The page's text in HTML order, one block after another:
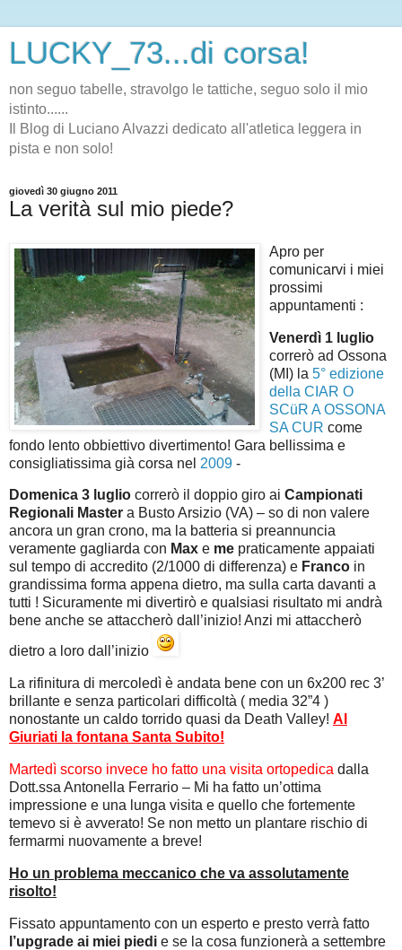
LUCKY_73...di corsa!
non seguo tabelle, stravolgo le tattiche, seguo solo il mio
istinto......
Il Blog di Luciano Alvazzi dedicato all'atletica leggera in
pista e non solo!
giovedì 30 giugno 2011
La verità sul mio piede?
Apro per
comunicarvi i miei
prossimi
appuntamenti :
Venerdì 1 luglio
correrò ad Ossona
(MI) la 5° edizione
della CIAR O
SCüR A OSSONA
SA CUR come
fondo lento obbiettivo divertimento! Gara bellissima e
consigliatissima già corsa nel 2009 -
Domenica 3 luglio correrò il doppio giro ai Campionati
Regionali Master a Busto Arsizio (VA) – so di non valere
ancora un gran crono, ma la batteria si preannuncia
veramente gagliarda con Max e me praticamente appaiati
sul tempo di accredito (2/1000 di differenza) e Franco in
grandissima forma appena dietro, ma sulla carta davanti a
tutti ! Sicuramente mi divertirò e qualsiasi risultato mi andrà
bene anche se attaccherò dall’inizio! Anzi mi attaccherò
dietro a loro dall’inizio
La rifinitura di mercoledì è andata bene con un 6x200 rec 3’
brillante e senza particolari difficoltà ( media 32”4 )
nonostante un caldo torrido quasi da Death Valley! Al
Giuriati la fontana Santa Subito!
Martedì scorso invece ho fatto una visita ortopedica dalla
Dott.ssa Antonella Ferrario – Mi ha fatto un’ottima
impressione e una lunga visita e quello che fortemente
temevo si è avverato! Se non metto un plantare rischio di
fermarmi nuovamente a breve!
Ho un problema meccanico che va assolutamente
risolto!
Fissato appuntamento con un esperto e presto verrà fatto
l’upgrade ai miei piedi e se la cosa funzionerà a settembre